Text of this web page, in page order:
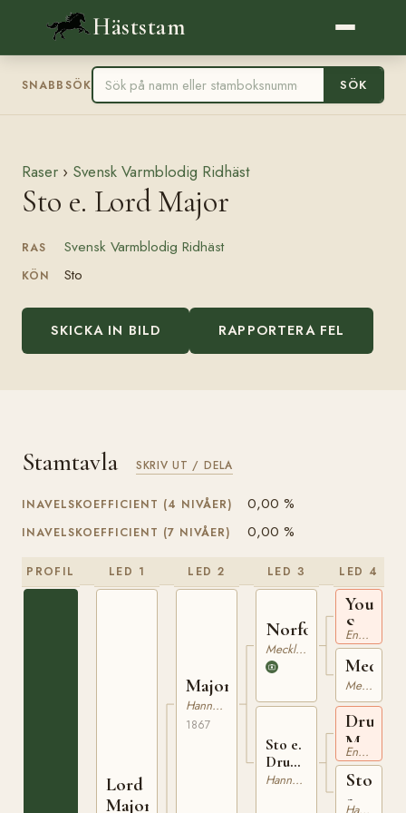
Häststam
SNABBSÖK SÖK
Raser › Svensk Varmblodig Ridhäst
Sto e. Lord Major
RAS Svensk Varmblodig Ridhäst
KÖN Sto
SKICKA IN BILD RAPPORTERA FEL
Stamtavla SKRIV UT / DELA
INAVELSKOEFFICIENT (4 NIVÅER) 0,00 %
INAVELSKOEFFICIENT (7 NIVÅER) 0,00 %
PROFIL LED 1
Lord
Major
LED 2
Major
Hannoveranare
1867
LED 3
Norfolk
Mecklenburgare
Sto e.
Drum
Major
Hannoveranare
LED 4
Young
xxEngelskt Fullblod
Medusa
Mecklenburgare
Drum
Major
xxEngelskt Fullblod
Sto
e.